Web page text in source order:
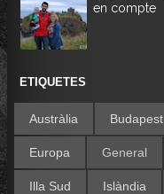
en compte
ETIQUETES
Austràlia Budapest
Europa General
Illa Sud Islàndia